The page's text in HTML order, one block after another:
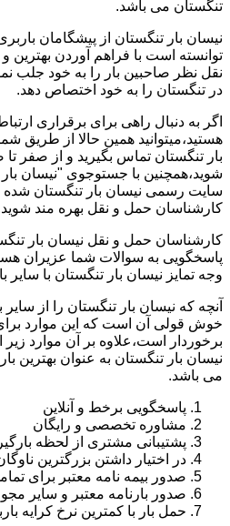
تنگستان می باشد.
نیسان بار تنگستان از پیشگامان
توانسته است با فراهم آوردن
نقل نظر صاحبین بار را به خود جلب
در تنگستان را به خود اختصاص دهد.
اگر به دنبال راهی برای برقراری
هستید،میتوانید همین حالا از طریق
بار تنگستان تماس بگیرید و از صفر
شوید،همچنین با جستوجوی "نیسان بار
سایت رسمی نیسان بار تنگستان شده و
کارشناسان حمل و نقل بهره مند
کارشناسان حمل و نقل نیسان بار
پاسخگویی به سوالات شما عزیران
وجه تمایز نیسان بار تنگستان با سایر
آنچه که نیسان بار تنگستان را از سایر
خوش قولی آن است که این موارد برای
برخوردار است،علاوه بر آن موارد زیر
نیسان بار تنگستان به عنوان بهترین
می باشد.
پاسخگویی برخط و آنلاین
مشاوره تخصصی و رایگان
پشتیبانی مشتری از لحظه
در اختیار داشتن بزرگترین
صدور بیمه نامه معتبر برای
صدور بارنامه معتبر و سایر
حمل بار با کمترین نرخ کرایه